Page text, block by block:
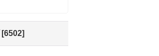
[6502]